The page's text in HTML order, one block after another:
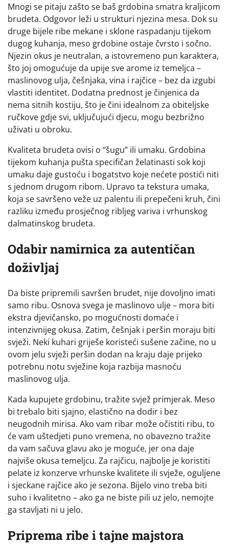
Mnogi se pitaju zašto se baš grdobina smatra kraljicom
brudeta. Odgovor leži u strukturi njezina mesa. Dok su
druge bijele ribe mekane i sklone raspadanju tijekom
dugog kuhanja, meso grdobine ostaje čvrsto i sočno.
Njezin okus je neutralan, a istovremeno pun karaktera,
što joj omogućuje da upije sve arome iz temeljca –
maslinovog ulja, češnjaka, vina i rajčice – bez da izgubi
vlastiti identitet. Dodatna prednost je činjenica da
nema sitnih kostiju, što je čini idealnom za obiteljske
ručkove gdje svi, uključujući djecu, mogu bezbrižno
uživati u obroku.
Kvaliteta brudeta ovisi o “šugu” ili umaku. Grdobina
tijekom kuhanja pušta specifičan želatinasti sok koji
umaku daje gustoću i bogatstvo koje nećete postići niti
s jednom drugom ribom. Upravo ta tekstura umaka,
koja se savršeno veže uz palentu ili prepečeni kruh, čini
razliku između prosječnog ribljeg variva i vrhunskog
dalmatinskog brudeta.
Odabir namirnica za autentičan
doživljaj
Da biste pripremili savršen brudet, nije dovoljno imati
samo ribu. Osnova svega je maslinovo ulje – mora biti
ekstra djevičansko, po mogućnosti domaće i
intenzivnijeg okusa. Zatim, češnjak i peršin moraju biti
svježi. Neki kuhari griješe koristeći sušene začine, no u
ovom jelu svježi peršin dodan na kraju daje prijeko
potrebnu notu svježine koja razbija masnoću
maslinovog ulja.
Kada kupujete grdobinu, tražite svjež primjerak. Meso
bi trebalo biti sjajno, elastično na dodir i bez
neugodnih mirisa. Ako vam ribar može očistiti ribu, to
će vam uštedjeti puno vremena, no obavezno tražite
da vam sačuva glavu ako je moguće, jer ona daje
najviše okusa temeljcu. Za rajčicu, najbolje je koristiti
pelate iz konzerve vrhunske kvalitete ili svježe, oguljene
i sjeckane rajčice ako je sezona. Bijelo vino treba biti
suho i kvalitetno – ako ga ne biste pili uz jelo, nemojte
ga stavljati ni u jelo.
Priprema ribe i tajne majstora